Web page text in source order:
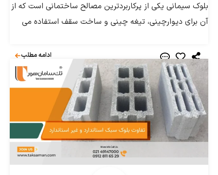
یکی از پرکاربردترین مصالح ساختمانی است که از
دیوارچینی، تیغه چینی و ساخت سقف استفاده می
ادامه مطلب